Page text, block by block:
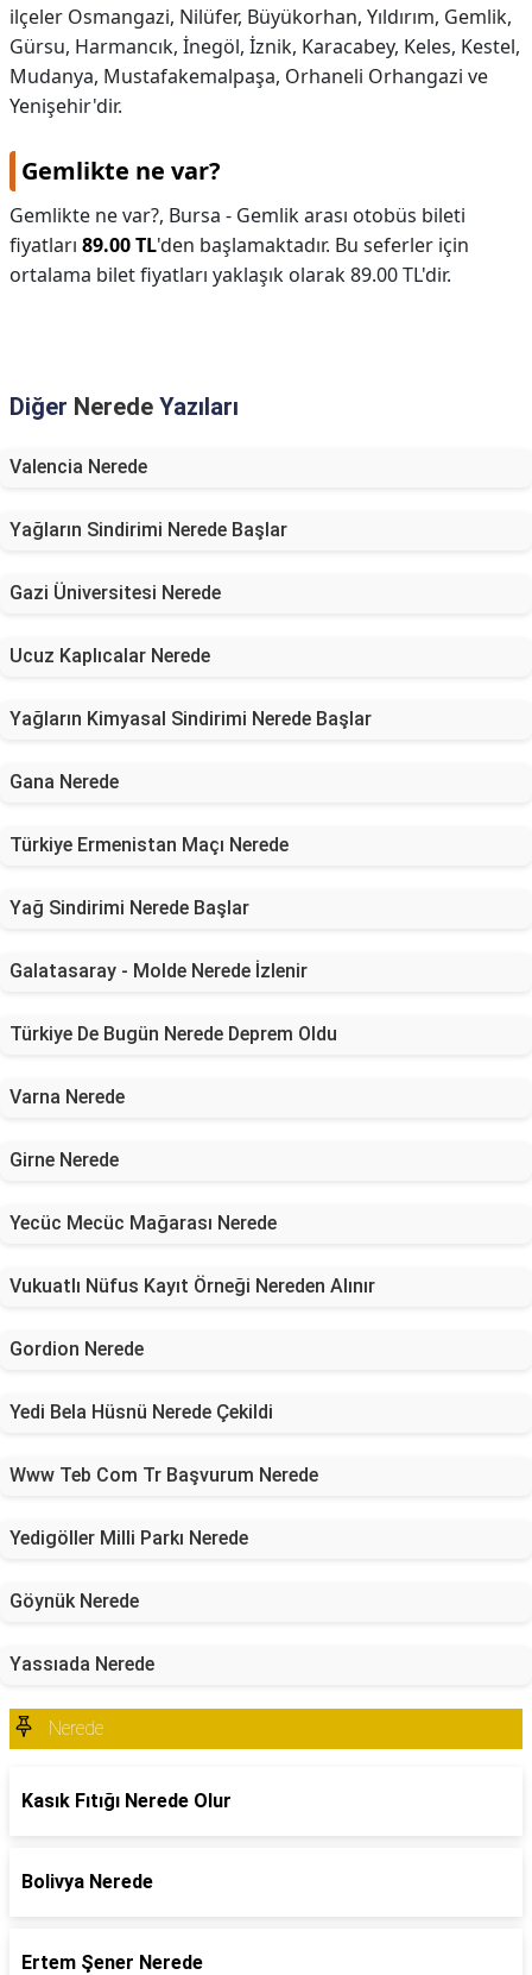
ilçeler Osmangazi, Nilüfer, Büyükorhan, Yıldırım, Gemlik,
Gürsu, Harmancık, İnegöl, İznik, Karacabey, Keles, Kestel,
Mudanya, Mustafakemalpaşa, Orhaneli Orhangazi ve
Yenişehir'dir.
Gemlikte ne var?
Gemlikte ne var?, Bursa - Gemlik arası otobüs bileti
fiyatları 89.00 TL'den başlamaktadır. Bu seferler için
ortalama bilet fiyatları yaklaşık olarak 89.00 TL'dir.
Diğer Nerede Yazıları
Valencia Nerede
Yağların Sindirimi Nerede Başlar
Gazi Üniversitesi Nerede
Ucuz Kaplıcalar Nerede
Yağların Kimyasal Sindirimi Nerede Başlar
Gana Nerede
Türkiye Ermenistan Maçı Nerede
Yağ Sindirimi Nerede Başlar
Galatasaray - Molde Nerede İzlenir
Türkiye De Bugün Nerede Deprem Oldu
Varna Nerede
Girne Nerede
Yecüc Mecüc Mağarası Nerede
Vukuatlı Nüfus Kayıt Örneği Nereden Alınır
Gordion Nerede
Yedi Bela Hüsnü Nerede Çekildi
Www Teb Com Tr Başvurum Nerede
Yedigöller Milli Parkı Nerede
Göynük Nerede
Yassıada Nerede
Nerede
Kasık Fıtığı Nerede Olur
Bolivya Nerede
Ertem Şener Nerede